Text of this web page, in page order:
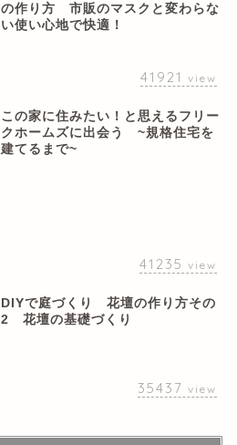
の作り方 市販のマスクと変わらな
い使い心地で快適！
41921 view
この家に住みたい！と思えるフリー
クホームズに出会う ~規格住宅を
建てるまで~
41235 view
DIYで庭づくり 花壇の作り方その
2 花壇の基礎づくり
35437 view